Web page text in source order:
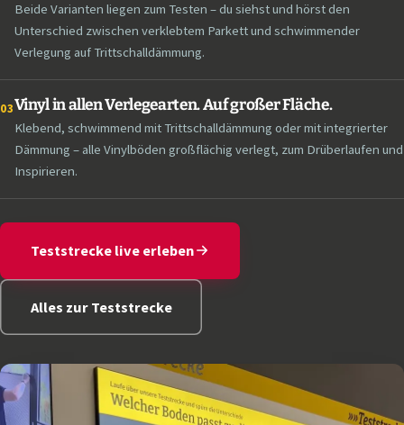
Beide Varianten liegen zum Testen – du siehst und hörst den
Unterschied zwischen verklebtem Parkett und schwimmender
Verlegung auf Trittschalldämmung.
03Vinyl in allen Verlegearten. Auf großer Fläche.
Klebend, schwimmend mit Trittschalldämmung oder mit integrierter
Dämmung – alle Vinylböden großflächig verlegt, zum Drüberlaufen und
Inspirieren.
Teststrecke live erleben
Alles zur Teststrecke